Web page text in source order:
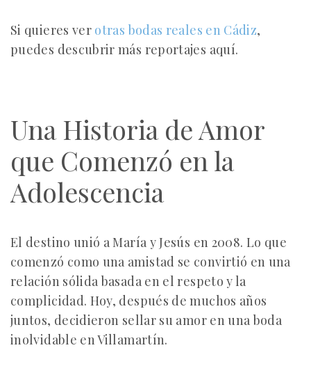
Si quieres ver otras bodas reales en Cádiz,
puedes descubrir más reportajes aquí.
Una Historia de Amor
que Comenzó en la
Adolescencia
El destino unió a María y Jesús en 2008. Lo que
comenzó como una amistad se convirtió en una
relación sólida basada en el respeto y la
complicidad. Hoy, después de muchos años
juntos, decidieron sellar su amor en una boda
inolvidable en Villamartín.